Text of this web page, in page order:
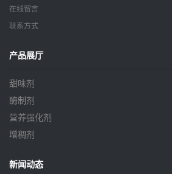
在线留言
联系方式
产品展厅
甜味剂
酶制剂
营养强化剂
增稠剂
新闻动态